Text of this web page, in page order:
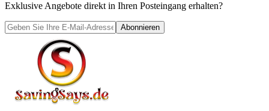
Exklusive Angebote direkt in Ihren Posteingang erhalten?
Abonnieren